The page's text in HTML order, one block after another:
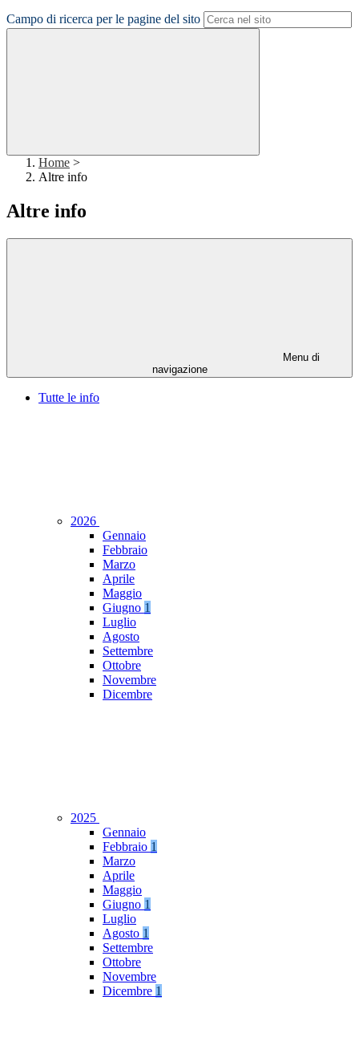
Campo di ricerca per le pagine del sito
Home >
Altre info
Altre info
Menu di
navigazione
Tutte le info
2026
Gennaio
Febbraio
Marzo
Aprile
Maggio
Giugno 1
Luglio
Agosto
Settembre
Ottobre
Novembre
Dicembre
2025
Gennaio
Febbraio 1
Marzo
Aprile
Maggio
Giugno 1
Luglio
Agosto 1
Settembre
Ottobre
Novembre
Dicembre 1